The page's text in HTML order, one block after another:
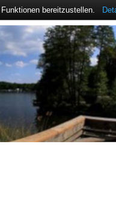
bereitzustellen.